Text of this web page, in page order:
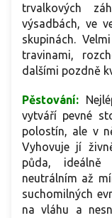
trvalkových
výsadbách, ve
skupinách.
travinami,
dalšími pozdně
Pěstování:
vytváří pevné
polostín, ale v
Vyhovuje jí
půda,
neutrálním až
suchomilných
na vláhu a